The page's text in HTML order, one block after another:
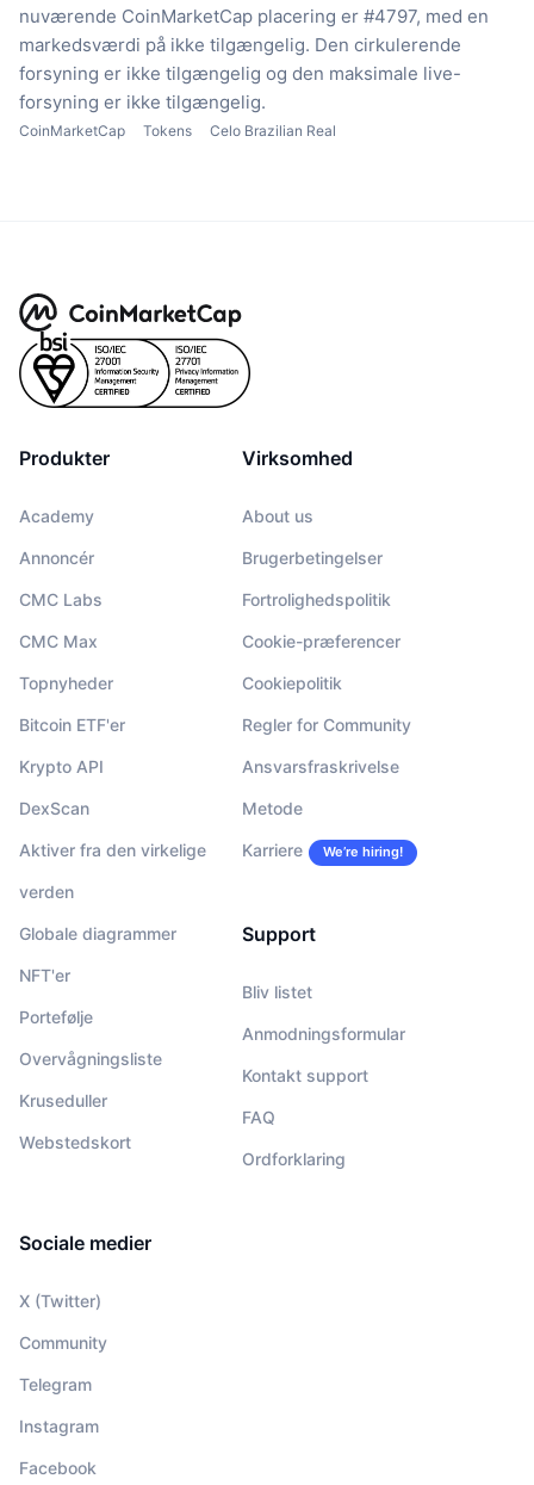
nuværende CoinMarketCap placering er #4797, med en
markedsværdi på ikke tilgængelig. Den cirkulerende
forsyning er ikke tilgængelig og den maksimale live-
forsyning er ikke tilgængelig.
CoinMarketCap Tokens Celo Brazilian Real
Produkter
Academy
Annoncér
CMC Labs
CMC Max
Topnyheder
Bitcoin ETF'er
Krypto API
DexScan
Aktiver fra den virkelige
verden
Globale diagrammer
NFT'er
Portefølje
Overvågningsliste
Kruseduller
Webstedskort
Virksomhed
About us
Brugerbetingelser
Fortrolighedspolitik
Cookie-præferencer
Cookiepolitik
Regler for Community
Ansvarsfraskrivelse
Metode
Karriere We’re hiring!
Support
Bliv listet
Anmodningsformular
Kontakt support
FAQ
Ordforklaring
Sociale medier
X (Twitter)
Community
Telegram
Instagram
Facebook